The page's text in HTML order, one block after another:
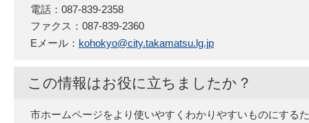
電話：087-839-2358
ファクス：087-839-2360
Eメール： kohokyo@city.takamatsu.lg.jp
この情報はお役に立ちましたか？
市ホームページをより使いやすくわかりやすいものにする